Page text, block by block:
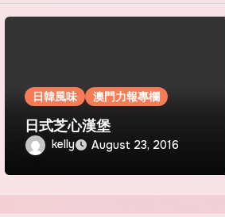
日韓風味 澳門力報專欄
日式芝心漢堡
kelly August 23, 2016